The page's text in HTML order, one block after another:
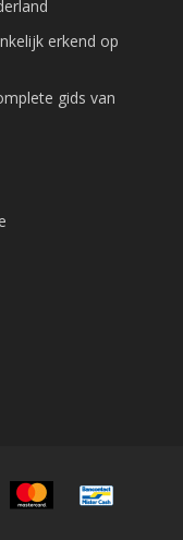
erkend op
gids van